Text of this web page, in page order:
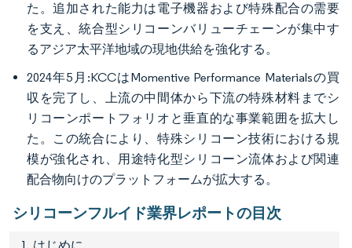
た。追加された能力は電子機器および特殊配合の需要
を支え、統合型シリコーンバリューチェーンが集中す
るアジア太平洋地域の現地供給を強化する。
2024年5月:KCCはMomentive Performance Materialsの買
収を完了し、上流の中間体から下流の特殊材料までシ
リコーンポートフォリオと垂直的な事業範囲を拡大し
た。この統合により、特殊シリコーン技術における規
模が強化され、用途特化型シリコーン流体および関連
配合物向けのプラットフォームが拡大する。
シリコーンフルイド業界レポートの目次